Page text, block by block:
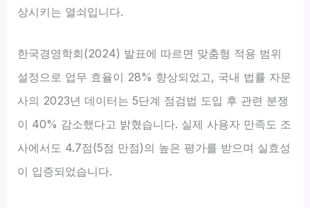
상시키는 열쇠입니다.
한국경영학회(2024) 발표에 따르면 맞춤형 적용 범위
설정으로 업무 효율이 28% 향상되었고, 국내 법률 자문
사의 2023년 데이터는 5단계 점검법 도입 후 관련 분쟁
이 40% 감소했다고 밝혔습니다. 실제 사용자 만족도 조
사에서도 4.7점(5점 만점)의 높은 평가를 받으며 실효성
이 입증되었습니다.